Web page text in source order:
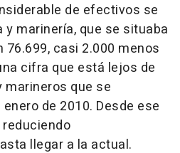
de efectivos se
y marinería, que se situaba
casi 2.000 menos
cifra que está lejos de
marineros que se
de 2010. Desde ese
llegar a la actual.